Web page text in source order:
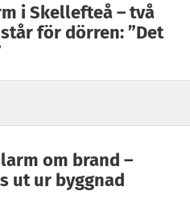
i Skellefteå – två
för dörren: ”Det
om brand –
ut ur byggnad